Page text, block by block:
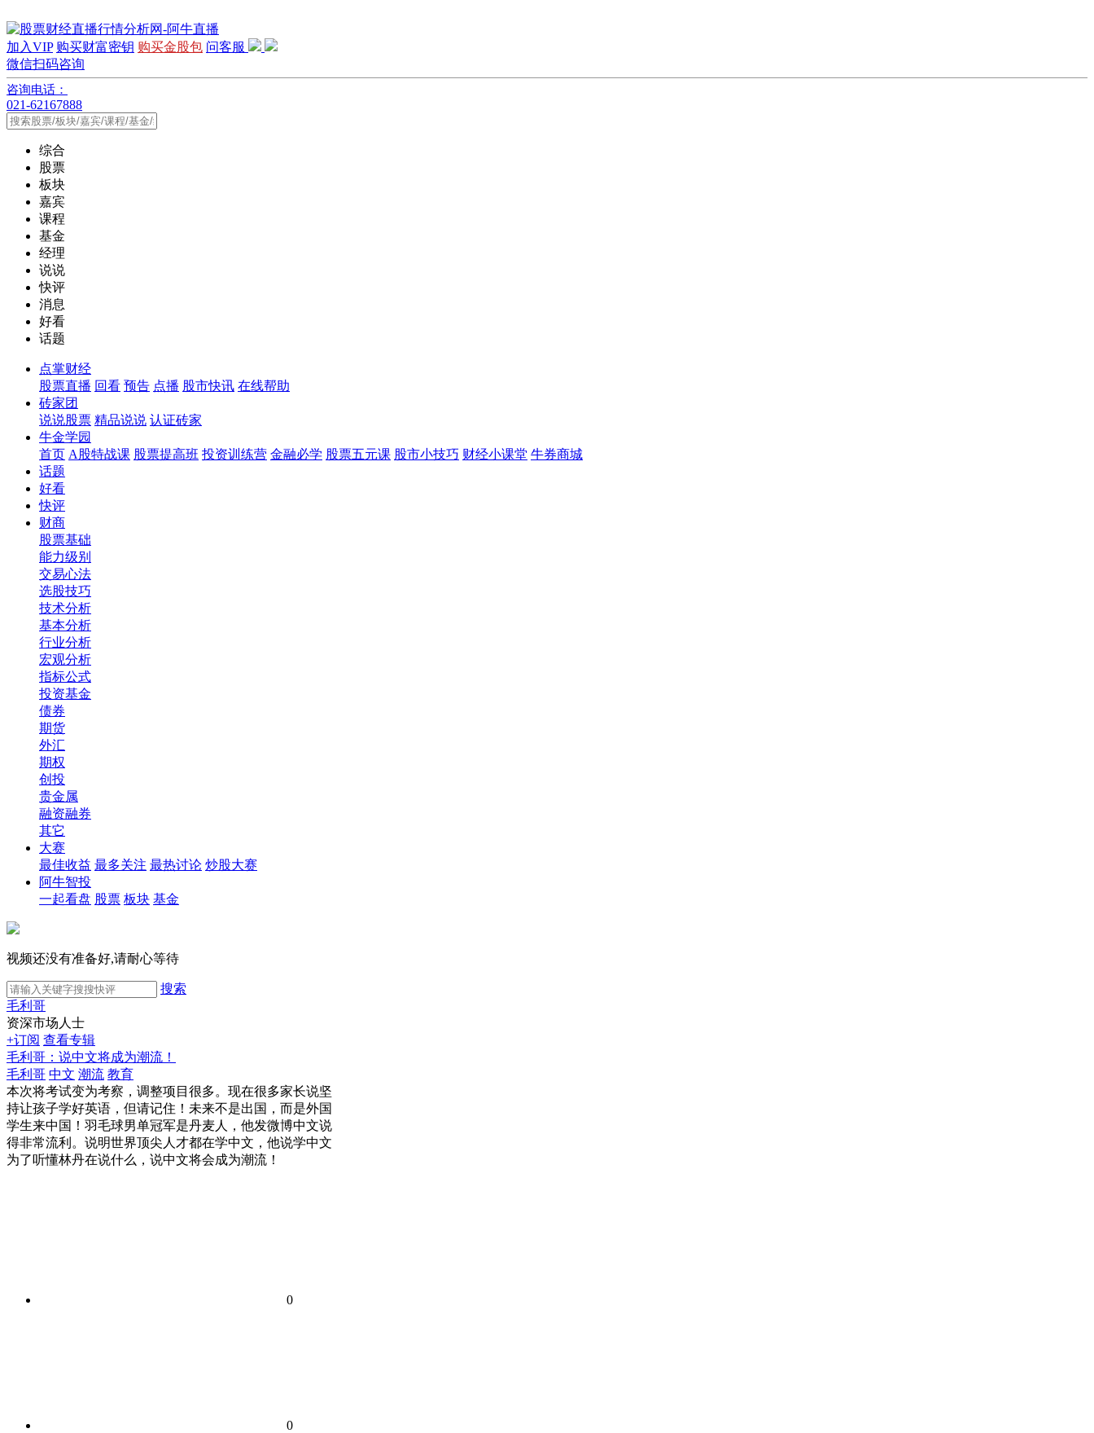
加入VIP 购买财富密钥 购买金股包 问客服
微信扫码咨询
咨询电话：
021-62167888
综合
股票
板块
嘉宾
课程
基金
经理
说说
快评
消息
好看
话题
点掌财经
股票直播 回看 预告 点播 股市快讯 在线帮助
砖家团
说说股票 精品说说 认证砖家
牛金学园
首页 A股特战课 股票提高班 投资训练营 金融必学 股票五元课 股市小技巧 财经小课堂 牛券商城
话题
好看
快评
财商
股票基础
能力级别
交易心法
选股技巧
技术分析
基本分析
行业分析
宏观分析
指标公式
投资基金
债券
期货
外汇
期权
创投
贵金属
融资融券
其它
大赛
最佳收益 最多关注 最热讨论 炒股大赛
阿牛智投
一起看盘 股票 板块 基金
视频还没有准备好,请耐心等待
搜索
毛利哥
资深市场人士
+订阅 查看专辑
毛利哥：说中文将成为潮流！
毛利哥 中文 潮流 教育
本次将考试变为考察，调整项目很多。现在很多家长说坚
持让孩子学好英语，但请记住！未来不是出国，而是外国
学生来中国！羽毛球男单冠军是丹麦人，他发微博中文说
得非常流利。说明世界顶尖人才都在学中文，他说学中文
为了听懂林丹在说什么，说中文将会成为潮流！
0
0